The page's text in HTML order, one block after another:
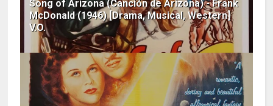
Song of Arizona (Canción de Arizona) - Frank
McDonald (1946) [Drama, Musical, Western]
V.O.